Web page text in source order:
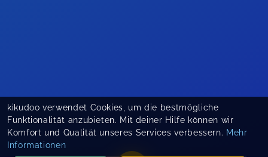
kikudoo verwendet Cookies, um die bestmögliche
Funktionalität anzubieten. Mit deiner Hilfe können wir
Komfort und Qualität unseres Services verbessern. Mehr
Informationen